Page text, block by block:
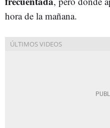
hora de la mañana.